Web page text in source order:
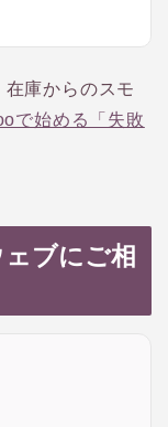
庫からのスモ
で始める「失敗
ブにご相